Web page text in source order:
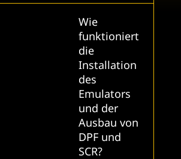
Wie
funktioniert
die
Installation
des
Emulators
und der
Ausbau von
DPF und
SCR?